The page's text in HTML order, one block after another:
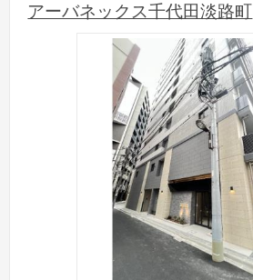
アーバネックス千代田淡路町